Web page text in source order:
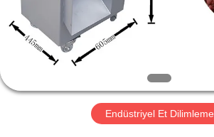
VR
GÖSTERISI
BIZIM
HAKKIMIZDAEndüstriyel Et Dilimleme